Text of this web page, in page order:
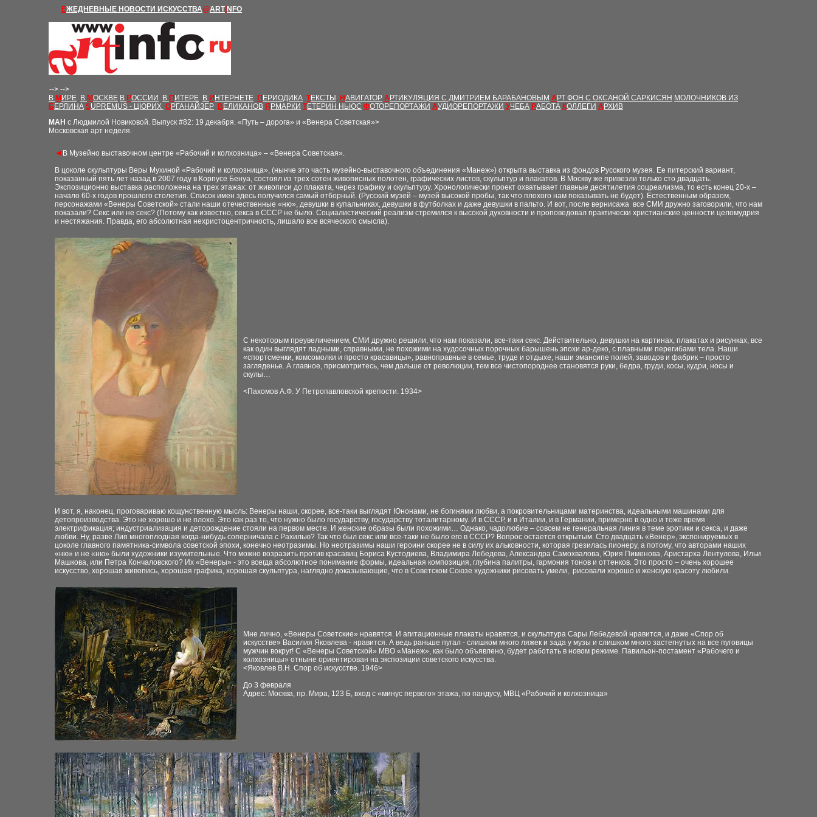
ЕЖЕДНЕВНЫЕ Н ОВОСТИ ИСКУССТВА@ARTI NFO
--> -->
В М ИРЕ В МОСКВЕ В РОССИИ В П ИТЕРЕ В И НТЕРНЕТЕ П ЕРИОДИКА ТЕКСТЫ Н АВИГАТОР АРТИКУЛЯЦИЯ С ДМИТРИЕМ БАРАБАНОВЫМ АРТ ФОН С ОКСАНОЙ САРКИСЯН МОЛОЧНИКОВ ИЗ
БЕРЛИНА SUPREMUS - ЦЮРИХ ОРГАНАЙЗЕР В ЕЛИКАНОВ Я РМАРКИ ТЕТЕРИН НЬЮС ФОТОРЕПОРТАЖИ АУДИОРЕПОРТАЖИ УЧЕБА РАБОТА КОЛЛЕГИ АРХИВ
МАН с Людмилой Новиковой. Выпуск #82: 19 декабря. «Путь – дорога» и «Венера Советская»>
Московская арт неделя.
◄ В Музейно выставочном центре «Рабочий и колхозница» – «Венера Советская».
В цоколе скульптуры Веры Мухиной «Рабочий и колхозница», (нынче это часть музейно-выставочного объединения «Манеж») открыта выставка из фондов Русского музея. Ее питерский вариант,
показанный пять лет назад в 2007 году в Корпусе Бенуа, состоял из трех сотен живописных полотен, графических листов, скульптур и плакатов. В Москву же привезли только сто двадцать.
Экспозиционно выставка расположена на трех этажах: от живописи до плаката, через графику и скульптуру. Хронологически проект охватывает главные десятилетия соцреализма, то есть конец 20-х –
начало 60-х годов прошлого столетия. Список имен здесь получился самый отборный. (Русский музей – музей высокой пробы, так что плохого нам показывать не будет). Естественным образом,
персонажами «Венеры Советской» стали наши отечественные «ню», девушки в купальниках, девушки в футболках и даже девушки в пальто. И вот, после вернисажа все СМИ дружно заговорили, что нам
показали? Секс или не секс? (Потому как известно, секса в СССР не было. Социалистический реализм стремился к высокой духовности и проповедовал практически христианские ценности целомудрия
и нестяжания. Правда, его абсолютная нехристоцентричность, лишало все всяческого смысла).
С некоторым преувеличением, СМИ дружно решили, что нам показали, все-таки секс. Действительно, девушки на картинах, плакатах и рисунках, все
как один выглядят ладными, справными, не похожими на худосочных порочных барышень эпохи ар-деко, с плавными перегибами тела. Наши
«спортсменки, комсомолки и просто красавицы», равноправные в семье, труде и отдыхе, наши эмансипе полей, заводов и фабрик – просто
загляденье. А главное, присмотритесь, чем дальше от революции, тем все чистопороднее становятся руки, бедра, груди, косы, кудри, носы и
скулы…
<Пахомов А.Ф. У Петропавловской крепости. 1934>
И вот, я, наконец, проговариваю кощунственную мысль: Венеры наши, скорее, все-таки выглядят Юнонами, не богинями любви, а покровительницами материнства, идеальными машинами для
детопроизводства. Это не хорошо и не плохо. Это как раз то, что нужно было государству, государству тоталитарному. И в СССР, и в Италии, и в Германии, примерно в одно и тоже время
электрификация; индустриализация и деторождение стояли на первом месте. И женские образы были похожими… Однако, чадолюбие – совсем не генеральная линия в теме эротики и секса, и даже
любви. Ну, разве Лия многоплодная когда-нибудь соперничала с Рахилью? Так что был секс или все-таки не было его в СССР? Вопрос остается открытым. Сто двадцать «Венер», экспонируемых в
цоколе главного памятника-символа советской эпохи, конечно неотразимы. Но неотразимы наши героини скорее не в силу их альковности, которая грезилась пионеру, а потому, что авторами наших
«ню» и не «ню» были художники изумительные. Что можно возразить против красавиц Бориса Кустодиева, Владимира Лебедева, Александра Самохвалова, Юрия Пименова, Аристарха Лентулова, Ильи
Машкова, или Петра Кончаловского? Их «Венеры» - это всегда абсолютное понимание формы, идеальная композиция, глубина палитры, гармония тонов и оттенков. Это просто – очень хорошее
искусство, хорошая живопись, хорошая графика, хорошая скульптура, наглядно доказывающие, что в Советском Союзе художники рисовать умели, рисовали хорошо и женскую красоту любили.
Мне лично, «Венеры Советские» нравятся. И агитационные плакаты нравятся, и скульптура Сары Лебедевой нравится, и даже «Спор об
искусстве» Василия Яковлева - нравится. А ведь раньше пугал - слишком много ляжек и зада у музы и слишком много застегнутых на все пуговицы
мужчин вокруг! С «Венеры Советской» МВО «Манеж», как было объявлено, будет работать в новом режиме. Павильон-постамент «Рабочего и
колхозницы» отныне ориентирован на экспозиции советского искусства.
<Яковлев В.Н. Спор об искусстве. 1946>
До 3 февраля
Адрес: Москва, пр. Мира, 123 Б, вход с «минус первого» этажа, по пандусу, МВЦ «Рабочий и колхозница»